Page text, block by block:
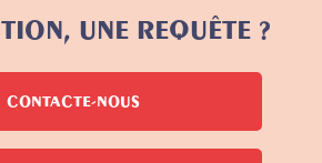
UNE REQUÊTE ?
CONTACTE-NOUS